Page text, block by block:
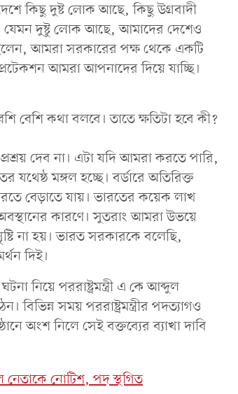
কিছু দুষ্ট লোক আছে, কিছু উগ্রবাদী
যেমন দুষ্টু লোক আছে, আমাদের দেশেও
আমরা সরকারের পক্ষ থেকে একটি
আমরা আপনাদের দিয়ে যাচ্ছি।
কথা বলবে। তাতে ক্ষতিটা হবে কী?
দেব না। এটা যদি আমরা করতে পারি,
মঙ্গল হচ্ছে। বর্ডারে অতিরিক্ত
বেড়াতে যায়। ভারতের কয়েক লাখ
কারণে। সুতরাং আমরা উভয়ে
না হয়। ভারত সরকারকে বলেছি,
দিই।
নিয়ে পররাষ্ট্রমন্ত্রী এ কে আব্দুল
বিভিন্ন সময় পররাষ্ট্রমন্ত্রীর পদত্যাগও
অংশ নিলে সেই বক্তব্যের ব্যাখা দাবি
নোটিশ, পদ স্থগিত